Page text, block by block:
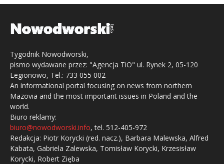
Tygodnik Nowodworski,
pismo wydawane przez: "Agencja TiO" ul. Rynek 2, 05-120
Legionowo, Tel.: 733 055 002
An informational portal focusing on news from northern
Mazovia and the most important issues in Poland and the
world.
Biuro reklamy:
biuro@nowodworski.info, tel. 512-405-972
Redakcja: Piotr Korycki (red. nacz.), Barbara Malewska, Alfred
Kabata, Gabriela Zalewska, Tomisław Korycki, Krzesisław
Korycki, Robert Zięba